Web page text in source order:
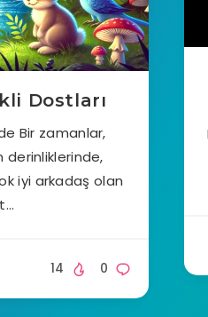
Dostları
Bir zamanlar,
derinliklerinde,
iyi arkadaş olan
0
14